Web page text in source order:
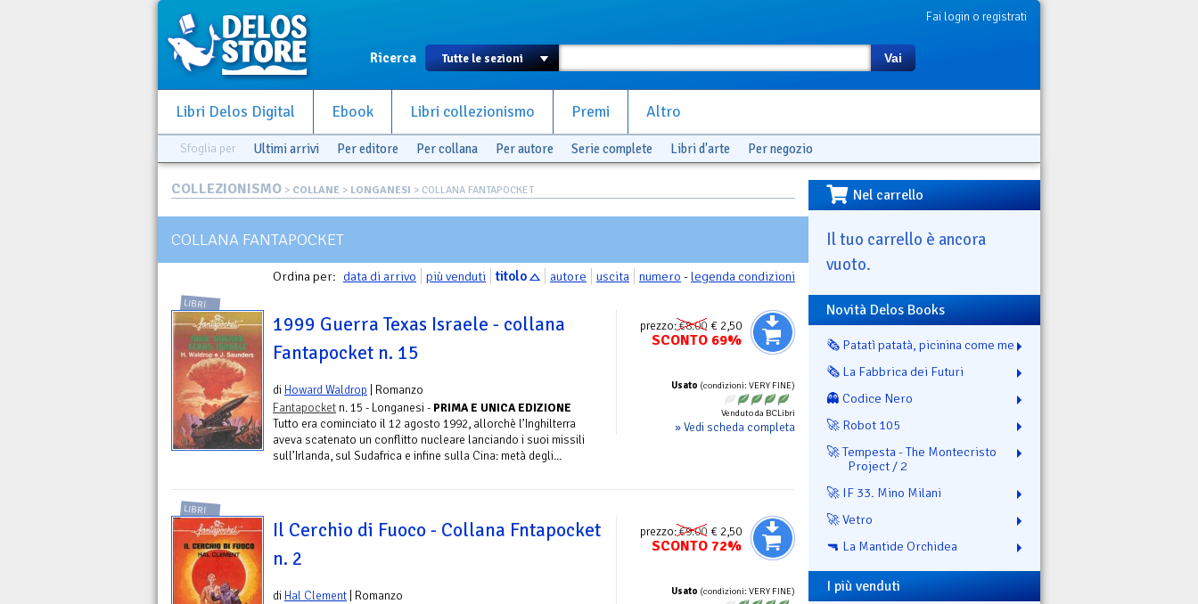
Fai login o registrati
Ricerca Vai
Libri Delos Digital Ebook Libri collezionismo Premi Altro
Sfoglia per Ultimi arrivi Per editore Per collana Per autore Serie complete Libri d'arte Per negozio
COLLEZIONISMO > COLLANE > LONGANESI > COLLANA FANTAPOCKET
COLLANA FANTAPOCKET
Ordina per: data di arrivo più venduti titolo autore uscita numero -legenda condizioni
prezzo:€8.00 € 2,50
SCONTO 69%
Usato (condizioni: VERY FINE)
Venduto da BCLibri
» Vedi scheda completa
LIBRI
1999 Guerra Texas Israele - collana
Fantapocket n. 15
di Howard Waldrop | Romanzo
Fantapocket n. 15 - Longanesi - PRIMA E UNICA EDIZIONE
Tutto era cominciato il 12 agosto 1992, allorchè l’Inghilterra
aveva scatenato un conflitto nucleare lanciando i suoi missili
sull’Irlanda, sul Sudafrica e infine sulla Cina: metà degli...
prezzo:€9.00 € 2,50
SCONTO 72%
Usato (condizioni: VERY FINE)
LIBRI
Il Cerchio di Fuoco - Collana Fntapocket
n. 2
di Hal Clement | Romanzo
Nel carrello
Il tuo carrello è ancora
vuoto.
Novità Delos Books
🗞️ Patatì patatà, picinina come me
🗞️ La Fabbrica dei Futuri
👻 Codice Nero
🚀 Robot 105
🚀 Tempesta - The Montecristo
Project / 2
🚀 IF 33. Mino Milani
🚀 Vetro
🔫 La Mantide Orchidea
I più venduti